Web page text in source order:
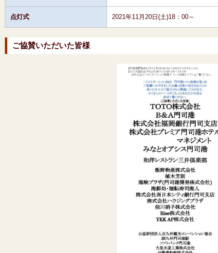
点灯式 2021年11月20日(土)18：00～
ご協賛いただいた皆様